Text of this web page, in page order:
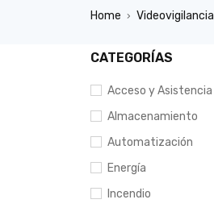
Home › Videovigilancia
CATEGORÍAS
Acceso y Asistencia
Almacenamiento
Automatización
Energía
Incendio